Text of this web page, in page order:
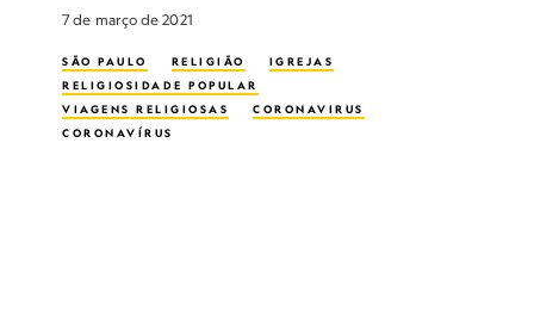
7 de março de 2021
SÃO PAULO RELIGIÃO
IGREJAS
RELIGIOSIDADE POPULAR
VIAGENS RELIGIOSAS
CORONAVIRUS
CORONAVÍRUS